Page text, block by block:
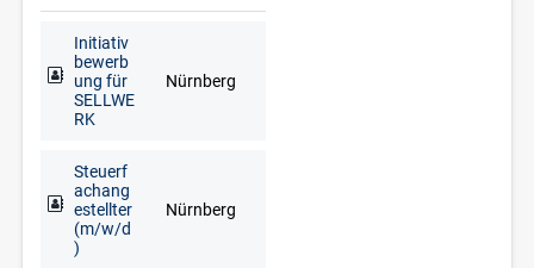
Initiativ
bewerb
ung für
SELLWE
RK
Nürnberg
Steuerf
achang
estellter
(m/w/d
)
Nürnberg